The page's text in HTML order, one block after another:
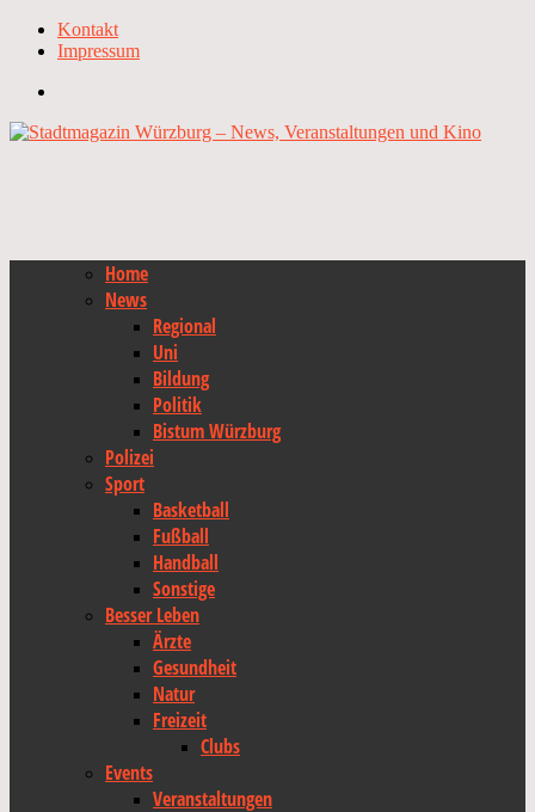
Kontakt
Impressum
Home
News
Regional
Uni
Bildung
Politik
Bistum Würzburg
Polizei
Sport
Basketball
Fußball
Handball
Sonstige
Besser Leben
Ärzte
Gesundheit
Natur
Freizeit
Clubs
Events
Veranstaltungen